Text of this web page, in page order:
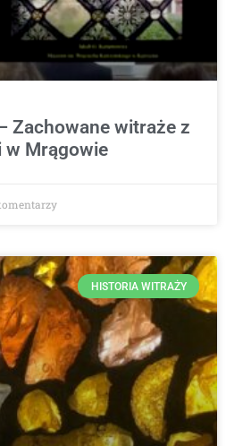
Zachowane witraże z
w Mrągowie
HISTORIA WITRAŻY